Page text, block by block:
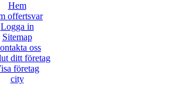
Hem
offertsvar
Logga in
Sitemap
oss
ditt företag
företag
city